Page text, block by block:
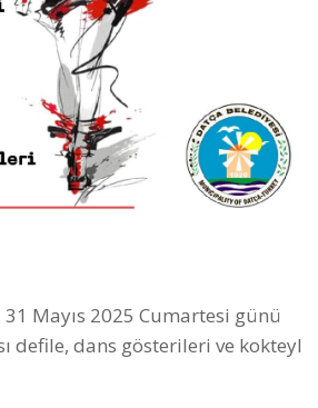
Mayıs 2025 Cumartesi günü
defile, dans gösterileri ve kokteyl